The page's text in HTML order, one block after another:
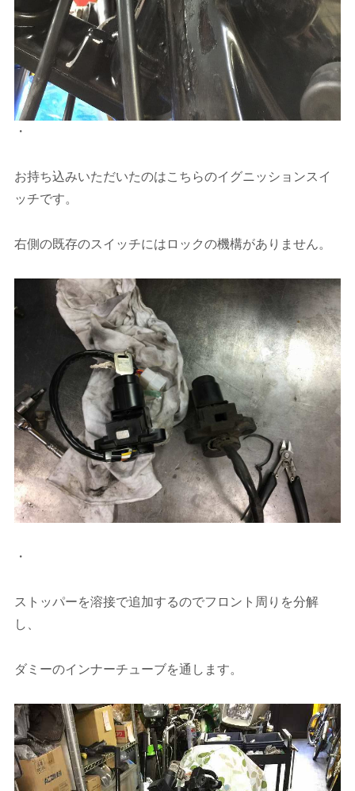
・
お持ち込みいただいたのはこちらのイグニッションスイ
ッチです。
右側の既存のスイッチにはロックの機構がありません。
・
ストッパーを溶接で追加するのでフロント周りを分解
し、
ダミーのインナーチューブを通します。